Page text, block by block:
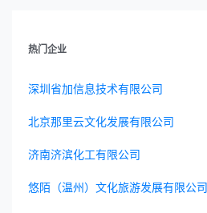
热门企业
深圳省加信息技术有限公司
北京那里云文化发展有限公司
济南济滨化工有限公司
悠陌（温州）文化旅游发展有限公司